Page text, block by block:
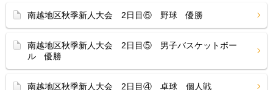
南越地区秋季新人大会 2日目⑥ 野球 優勝
南越地区秋季新人大会 2日目⑤ 男子バスケットボー
ル 優勝
南越地区秋季新人大会 2日目④ 卓球 個人戦